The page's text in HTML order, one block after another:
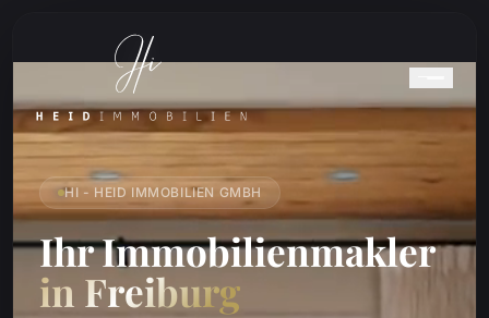
HI - HEID IMMOBILIEN GMBH
Ihr Immobilienmakler
in Freiburg